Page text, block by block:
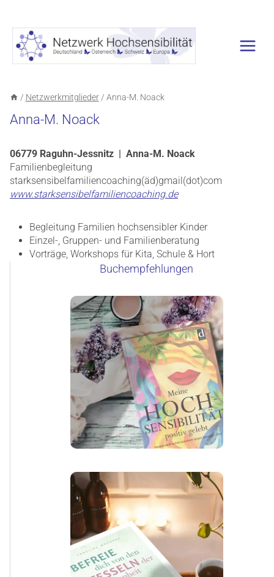
springen
/ Netzwerkmitglieder / Anna-M. Noack
Anna-M. Noack
06779 Raguhn-Jessnitz | Anna-M. Noack
Familienbegleitung
starksensibelfamiliencoaching(äd)gmail(dot)com
www.starksensibelfamiliencoaching.de
Begleitung Familien hochsensibler Kinder
Einzel-, Gruppen- und Familienberatung
Vorträge, Workshops für Kita, Schule & Hort
Buchempfehlungen